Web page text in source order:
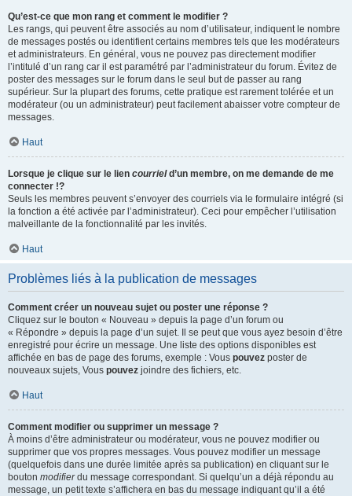
Qu’est-ce que mon rang et comment le modifier ?
Les rangs, qui peuvent être associés au nom d’utilisateur, indiquent le nombre
de messages postés ou identifient certains membres tels que les modérateurs
et administrateurs. En général, vous ne pouvez pas directement modifier
l’intitulé d’un rang car il est paramétré par l’administrateur du forum. Évitez de
poster des messages sur le forum dans le seul but de passer au rang
supérieur. Sur la plupart des forums, cette pratique est rarement tolérée et un
modérateur (ou un administrateur) peut facilement abaisser votre compteur de
messages.
Haut
Lorsque je clique sur le lien courrield’un membre, on me demande de me
connecter !?
Seuls les membres peuvent s’envoyer des courriels via le formulaire intégré (si
la fonction a été activée par l’administrateur). Ceci pour empêcher l’utilisation
malveillante de la fonctionnalité par les invités.
Haut
Problèmes liés à la publication de messages
Comment créer un nouveau sujet ou poster une réponse ?
Cliquez sur le bouton « Nouveau » depuis la page d’un forum ou
« Répondre » depuis la page d’un sujet. Il se peut que vous ayez besoin d’être
enregistré pour écrire un message. Une liste des options disponibles est
affichée en bas de page des forums, exemple : Vous pouvez poster de
nouveaux sujets, Vous pouvez joindre des fichiers, etc.
Haut
Comment modifier ou supprimer un message ?
À moins d’être administrateur ou modérateur, vous ne pouvez modifier ou
supprimer que vos propres messages. Vous pouvez modifier un message
(quelquefois dans une durée limitée après sa publication) en cliquant sur le
bouton modifierdu message correspondant. Si quelqu’un a déjà répondu au
message, un petit texte s’affichera en bas du message indiquant qu’il a été